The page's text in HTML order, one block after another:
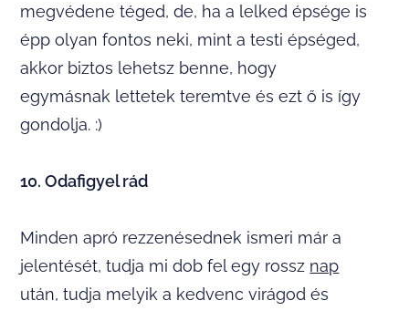
megvédene téged, de, ha a lelked épsége is
épp olyan fontos neki, mint a testi épséged,
akkor biztos lehetsz benne, hogy
egymásnak lettetek teremtve és ezt ő is így
gondolja. :)
10. Odafigyel rád
Minden apró rezzenésednek ismeri már a
jelentését, tudja mi dob fel egy rossz nap
után, tudja melyik a kedvenc virágod és